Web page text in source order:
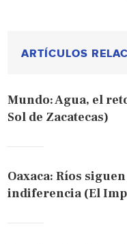
ARTÍCULOS
Mundo: Agua, el
Sol de Zacatecas)
Oaxaca: Ríos
indiferencia (El